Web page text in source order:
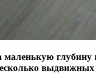
маленькую глубину